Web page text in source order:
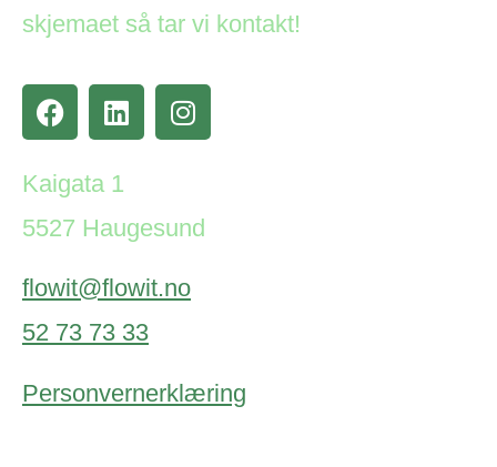
skjemaet så tar vi kontakt!
Kaigata 1
5527 Haugesund
flowit@flowit.no
52 73 73 33
Personvernerklæring